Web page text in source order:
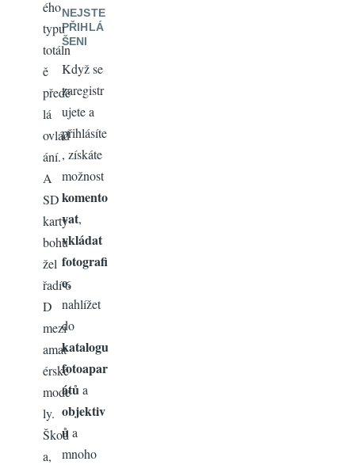
ého
typu
totáln
ě
předě
lá
ovlád
ání.
A
SD
karty
bohu
žel
řadí 6
D
mezi
amat
érské
mode
ly.
Škod
a,
NEJSTE
PŘIHLÁ
ŠENI
Když se
zaregistr
ujete a
přihlásíte
, získáte
možnost
komento
vat,
vkládat
fotografi
e,
nahlížet
do
katalogu
fotoapar
átů a
objektiv
ů a
mnoho